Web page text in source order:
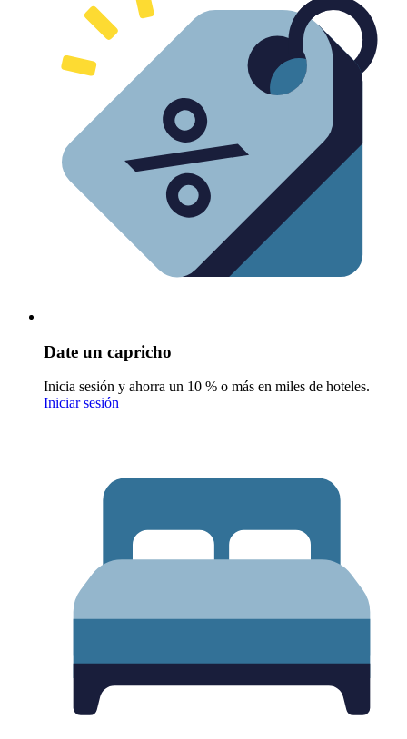
Date un capricho
Inicia sesión y ahorra un 10 % o más en miles de hoteles.
Iniciar sesión